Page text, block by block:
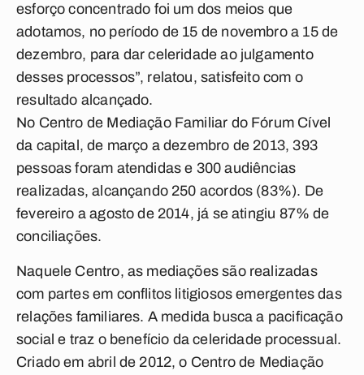
esforço concentrado foi um dos meios que
adotamos, no período de 15 de novembro a 15 de
dezembro, para dar celeridade ao julgamento
desses processos”, relatou, satisfeito com o
resultado alcançado.
No Centro de Mediação Familiar do Fórum Cível
da capital, de março a dezembro de 2013, 393
pessoas foram atendidas e 300 audiências
realizadas, alcançando 250 acordos (83%). De
fevereiro a agosto de 2014, já se atingiu 87% de
conciliações.
Naquele Centro, as mediações são realizadas
com partes em conflitos litigiosos emergentes das
relações familiares. A medida busca a pacificação
social e traz o benefício da celeridade processual.
Criado em abril de 2012, o Centro de Mediação